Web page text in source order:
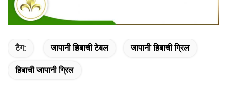
टैग: जापानी हिबाची टेबल जापानी हिबाची ग्रिल
हिबाची जापानी ग्रिल